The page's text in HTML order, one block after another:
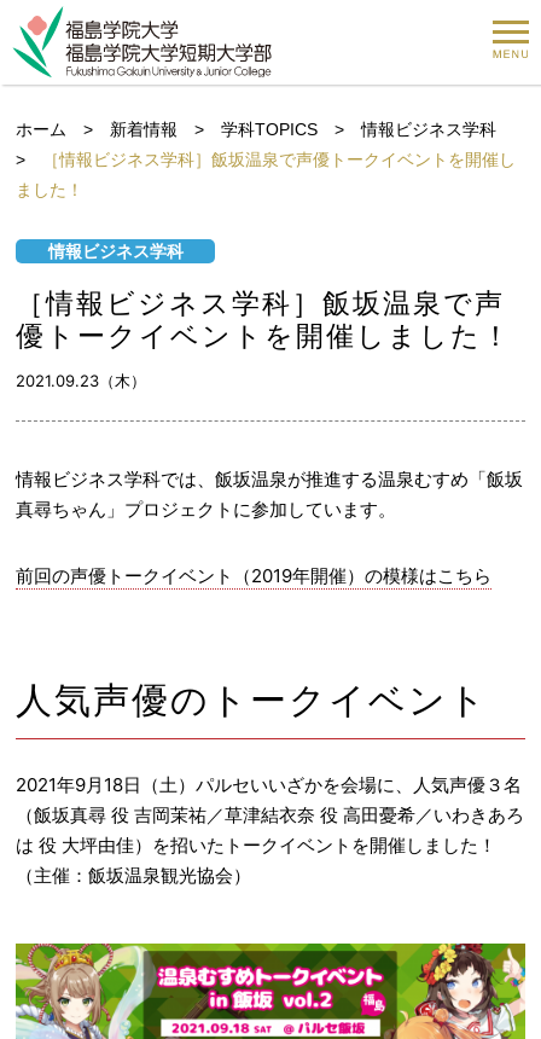
ホーム > 新着情報 >学科TOPICS >情報ビジネス学科
>
［情報ビジネス学科］飯坂温泉で声優トークイベントを開催し
ました！
情報ビジネス学科
［情報ビジネス学科］飯坂温泉で声
優トークイベントを開催しました！
2021.09.23（木）
情報ビジネス学科では、飯坂温泉が推進する温泉むすめ「飯坂
真尋ちゃん」プロジェクトに参加しています。
前回の声優トークイベント（2019年開催）の模様はこちら
人気声優のトークイベント
2021年9月18日（土）パルセいいざかを会場に、人気声優３名
（飯坂真尋 役 吉岡茉祐／草津結衣奈 役 高田憂希／いわきあろ
は 役 大坪由佳）を招いたトークイベントを開催しました！
（主催：飯坂温泉観光協会）